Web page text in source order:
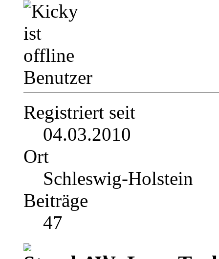
Benutzer
Registriert seit
04.03.2010
Ort
Schleswig-Holstein
Beiträge
47